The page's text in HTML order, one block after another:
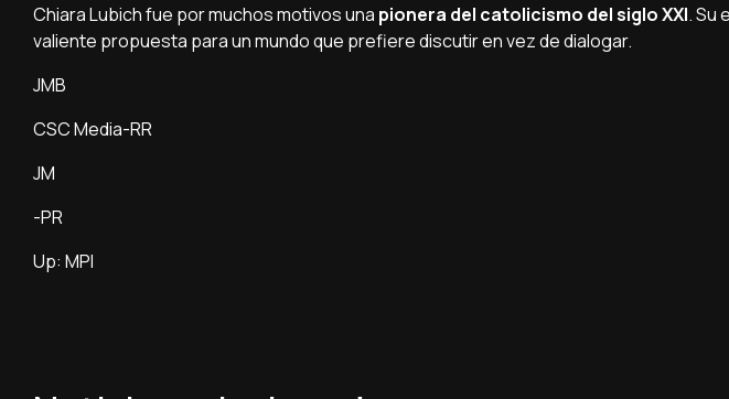
Chiara Lubich fue por muchos motivos una pionera del catolicismo del siglo XXI. Su
valiente propuesta para un mundo que prefiere discutir en vez de dialogar.
JMB
CSC Media-RR
JM
-PR
Up: MPI